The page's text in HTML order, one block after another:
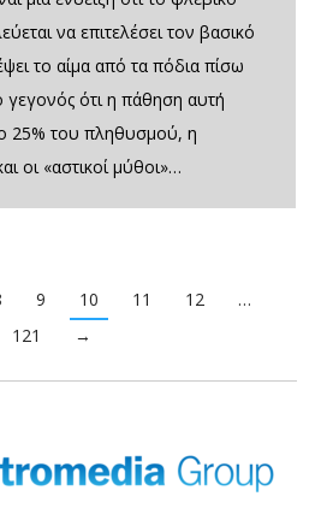
να επιτελέσει τον βασικό
το αίμα από τα πόδια πίσω
γεγονός ότι η πάθηση αυτή
25% του πληθυσμού, η
οι «αστικοί μύθοι»…
9 10 11 12
…
121
→